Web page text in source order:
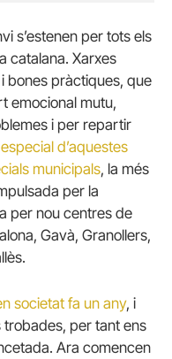
s’estenen per tots els
catalana. Xarxes
bones pràctiques, que
emocional mutu,
i per repartir
d’aquestes
municipals, la més
per la
per nou centres de
Gavà, Granollers,
societat fa un any, i
trobades, per tant ens
Ara comencen